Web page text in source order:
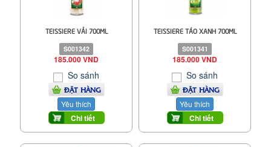
TEISSIERE VẢI 700ML
S001342
185.000 VND
So sánh
ĐẶT HÀNG
Yêu thích
Chi tiết
TEISSIERE TÁO XANH 700ML
S001341
185.000 VND
So sánh
ĐẶT HÀNG
Yêu thích
Chi tiết